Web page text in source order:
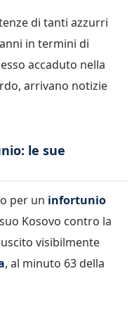
di tanti azzurri
in termini di
accaduto nella
arrivano notizie
le sue
per un infortunio
Kosovo contro la
visibilmente
, al minuto 63 della